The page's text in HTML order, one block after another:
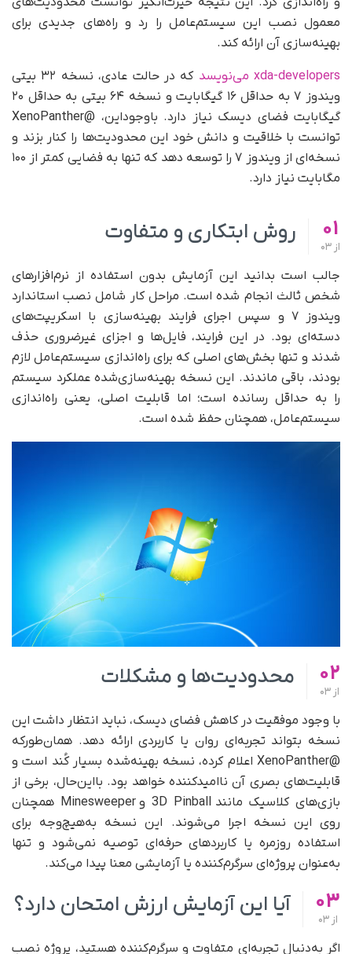
معمول نصب این سیستم‌عامل را رد و راه‌های جدیدی برای
بهینه‌سازی آن ارائه کند.
xda-developers می‌نویسد
که در حالت عادی، نسخه ۳۲ بیتی
ویندوز ۷ به حداقل ۱۶ گیگابایت و نسخه ۶۴ بیتی به حداقل ۲۰
گیگابایت فضای دیسک نیاز دارد. باوجوداین، @XenoPanther
توانست با خلاقیت و دانش خود این محدودیت‌ها را کنار بزند و
نسخه‌ای از ویندوز ۷ را توسعه دهد که تنها به فضایی کمتر از ۱۰۰
مگابایت نیاز دارد.
01
از
روش ابتکاری و متفاوت
جالب است بدانید این آزمایش بدون استفاده از نرم‌افزارهای
شخص ثالث انجام شده است. مراحل کار شامل نصب استاندارد
ویندوز ۷ و سپس اجرای فرایند بهینه‌سازی با اسکریپت‌های
دسته‌ای بود. در این فرایند، فایل‌ها و اجزای غیرضروری حذف
شدند و تنها بخش‌های اصلی که برای راه‌اندازی سیستم‌عامل لازم
بودند، باقی ماندند. این نسخه بهینه‌سازی‌شده عملکرد سیستم
را به حداقل رسانده است؛ اما قابلیت اصلی، یعنی راه‌اندازی
سیستم‌عامل، همچنان حفظ شده است.
02
از
محدودیت‌ها و مشکلات
با وجود موفقیت در کاهش فضای دیسک، نباید انتظار داشت این
نسخه بتواند تجربه‌ای روان یا کاربردی ارائه دهد. همان‌طور‌که
@XenoPanther اعلام کرده، نسخه بهینه‌شده بسیار کُند است و
قابلیت‌های بصری آن ناامیدکننده خواهد بود. با‌این‌حال، برخی از
بازی‌های کلاسیک مانند 3D Pinball و Minesweeper همچنان
روی این نسخه اجرا می‌شوند. این نسخه به‌هیچ‌وجه برای
استفاده روزمره یا کاربردهای حرفه‌ای توصیه نمی‌شود و تنها
به‌عنوان پروژه‌ای سرگرم‌کننده یا آزمایشی معنا پیدا می‌کند.
03
از 03
آیا این آزمایش ارزش امتحان دارد؟
اگر به‌دنبال تجربه‌ای متفاوت و سرگرم‌کننده هستید، پروژه نصب